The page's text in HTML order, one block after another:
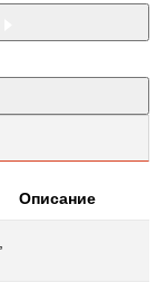
Описание